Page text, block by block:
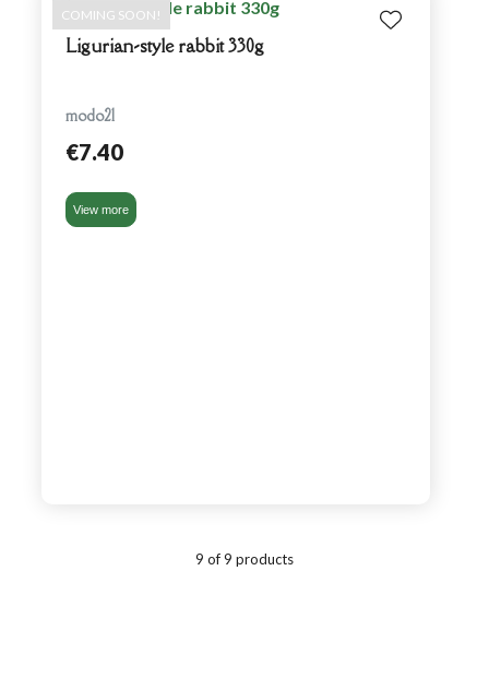
Ligurian-style rabbit 330g
modo21
€7.40
View more
COMING SOON!
9 of 9 products